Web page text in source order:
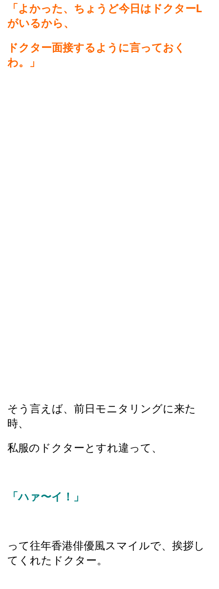
「よかった、ちょうど今日はドクターL
がいるから、
ドクター面接するように言っておく
わ。」
そう言えば、前日モニタリングに来た
時、
私服のドクターとすれ違って、
「ハァ〜イ！」
って往年香港俳優風スマイルで、挨拶し
てくれたドクター。